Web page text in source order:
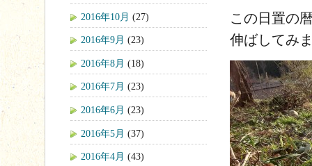
この日置の
伸ばしてみ
2016年10月 (27)
2016年9月 (23)
2016年8月 (18)
2016年7月 (23)
2016年6月 (23)
2016年5月 (37)
2016年4月 (43)